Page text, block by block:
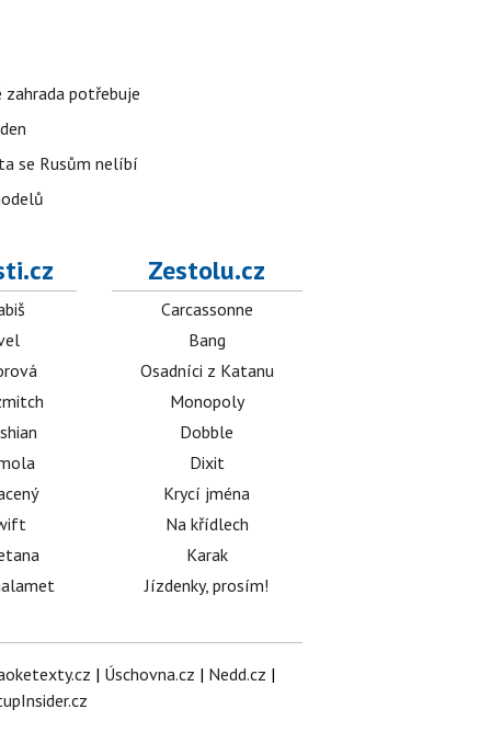
potřebuje
se Rusům nelíbí
Zestolu.cz
Carcassonne
Bang
Osadníci z Katanu
Monopoly
Dobble
Dixit
Krycí jména
Na křídlech
Karak
Jízdenky, prosím!
| Úschovna.cz | Nedd.cz |